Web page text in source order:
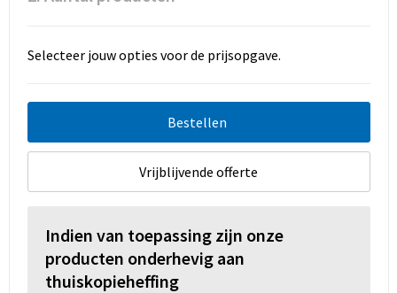
Selecteer jouw opties voor de prijsopgave.
Bestellen
Vrijblijvende offerte
Indien van toepassing zijn onze
producten onderhevig aan
thuiskopieheffing